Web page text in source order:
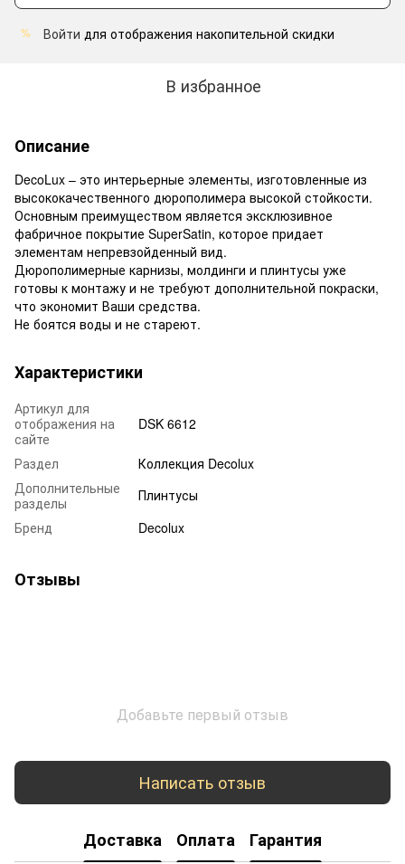
% Войти для отображения накопительной скидки
В избранное
Описание
DecoLux – это интерьерные элементы, изготовленные из
высококачественного дюрополимера высокой стойкости.
Основным преимуществом является эксклюзивное
фабричное покрытие SuperSatin, которое придает
элементам непревзойденный вид.
Дюрополимерные карнизы, молдинги и плинтусы уже
готовы к монтажу и не требуют дополнительной покраски,
что экономит Ваши средства.
Не боятся воды и не стареют.
Характеристики
Артикул для
отображения на
сайте
DSK 6612
Раздел
Коллекция Decolux
Дополнительные
разделы
Плинтусы
Бренд
Decolux
Отзывы
Добавьте первый отзыв
Написать отзыв
Доставка Оплата Гарантия